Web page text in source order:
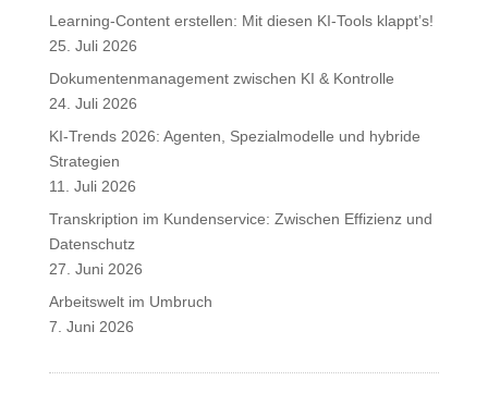
Learning-Content erstellen: Mit diesen KI-Tools klappt’s!
25. Juli 2026
Dokumentenmanagement zwischen KI & Kontrolle
24. Juli 2026
KI-Trends 2026: Agenten, Spezialmodelle und hybride
Strategien
11. Juli 2026
Transkription im Kundenservice: Zwischen Effizienz und
Datenschutz
27. Juni 2026
Arbeitswelt im Umbruch
7. Juni 2026